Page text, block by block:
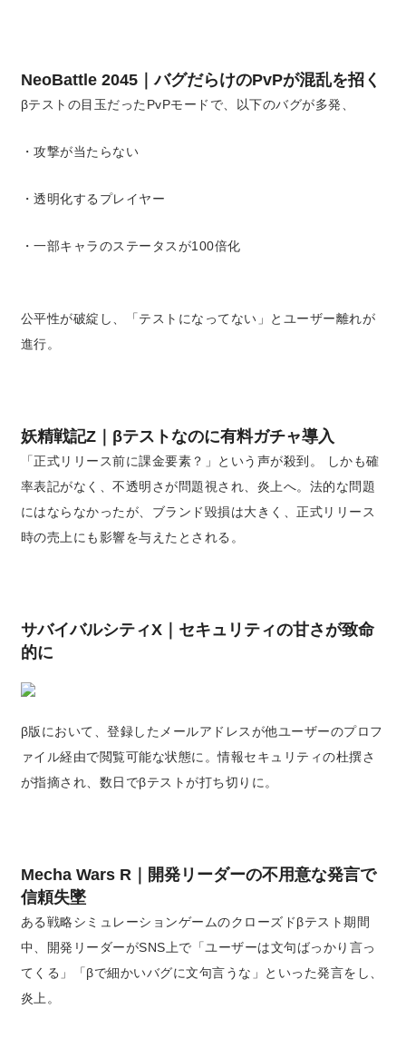
NeoBattle 2045｜バグだらけのPvPが混乱を招く
βテストの目玉だったPvPモードで、以下のバグが多発、
・攻撃が当たらない
・透明化するプレイヤー
・一部キャラのステータスが100倍化
公平性が破綻し、「テストになってない」とユーザー離れが
進行。
妖精戦記Z｜βテストなのに有料ガチャ導入
「正式リリース前に課金要素？」という声が殺到。 しかも確
率表記がなく、不透明さが問題視され、炎上へ。法的な問題
にはならなかったが、ブランド毀損は大きく、正式リリース
時の売上にも影響を与えたとされる。
サバイバルシティX｜セキュリティの甘さが致命
的に
β版において、登録したメールアドレスが他ユーザーのプロフ
ァイル経由で閲覧可能な状態に。情報セキュリティの杜撰さ
が指摘され、数日でβテストが打ち切りに。
Mecha Wars R｜開発リーダーの不用意な発言で
信頼失墜
ある戦略シミュレーションゲームのクローズドβテスト期間
中、開発リーダーがSNS上で「ユーザーは文句ばっかり言っ
てくる」「βで細かいバグに文句言うな」といった発言をし、
炎上。